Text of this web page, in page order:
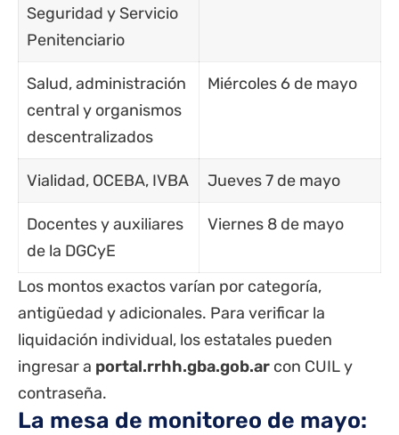
Seguridad y Servicio
Penitenciario
Salud, administración
central y organismos
descentralizados
Miércoles 6 de mayo
Vialidad, OCEBA, IVBA Jueves 7 de mayo
Docentes y auxiliares
de la DGCyE
Viernes 8 de mayo
Los montos exactos varían por categoría,
antigüedad y adicionales. Para verificar la
liquidación individual, los estatales pueden
ingresar a portal.rrhh.gba.gob.ar con CUIL y
contraseña.
La mesa de monitoreo de mayo: